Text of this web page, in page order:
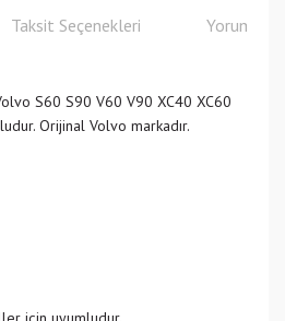
Taksit Seçenekleri Yorumlar
S60 S90 V60 V90 XC40 XC60
Orijinal Volvo markadır.